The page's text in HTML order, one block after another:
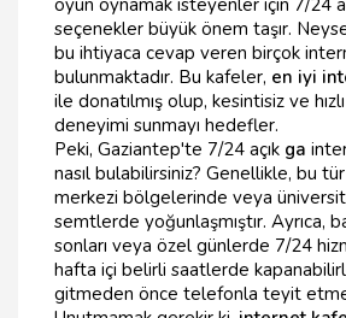
oyun oynamak isteyenler için 7/24
seçenekler büyük önem taşır.
bu ihtiyaca cevap veren birçok
bulunmaktadır. Bu kafeler, en iyi
ile donatılmış olup, kesintisiz ve
deneyimi sunmayı hedefler.
Peki, Gaziantep'te 7/24 açık ga
nasıl bulabilirsiniz? Genellikle, bu
merkezi bölgelerinde veya
semtlerde yoğunlaşmıştır. Ayrıca,
sonları veya özel günlerde 7/24
hafta içi belirli saatlerde
gitmeden önce telefonla teyit